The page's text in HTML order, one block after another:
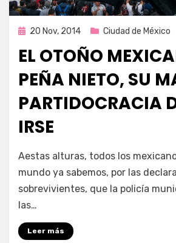
Publicada
20 Nov, 2014 Ciudad de México
EL OTOÑO
PEÑA NIETO, SU
PARTIDOCRACIA
IRSE
por Enrique
Aestas alturas, todos los
mundo ya sabemos, por las
sobrevivientes, que la policía
las…
Leer más